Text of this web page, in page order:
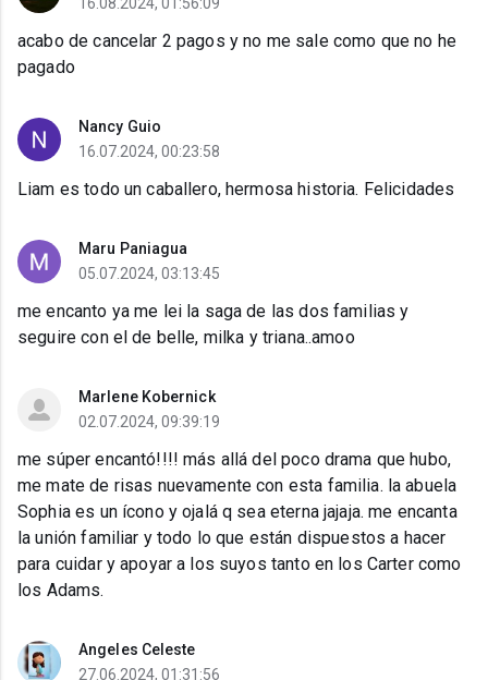
acabo de cancelar 2 pagos y no me sale como que no he
pagado
Nancy Guio
16.07.2024, 00:23:58
Liam es todo un caballero, hermosa historia. Felicidades
Maru Paniagua
05.07.2024, 03:13:45
me encanto ya me lei la saga de las dos familias y
seguire con el de belle, milka y triana..amoo
Marlene Kobernick
02.07.2024, 09:39:19
me súper encantó!!!! más allá del poco drama que hubo,
me mate de risas nuevamente con esta familia. la abuela
Sophia es un ícono y ojalá q sea eterna jajaja. me encanta
la unión familiar y todo lo que están dispuestos a hacer
para cuidar y apoyar a los suyos tanto en los Carter como
los Adams.
Angeles Celeste
27.06.2024, 01:31:56